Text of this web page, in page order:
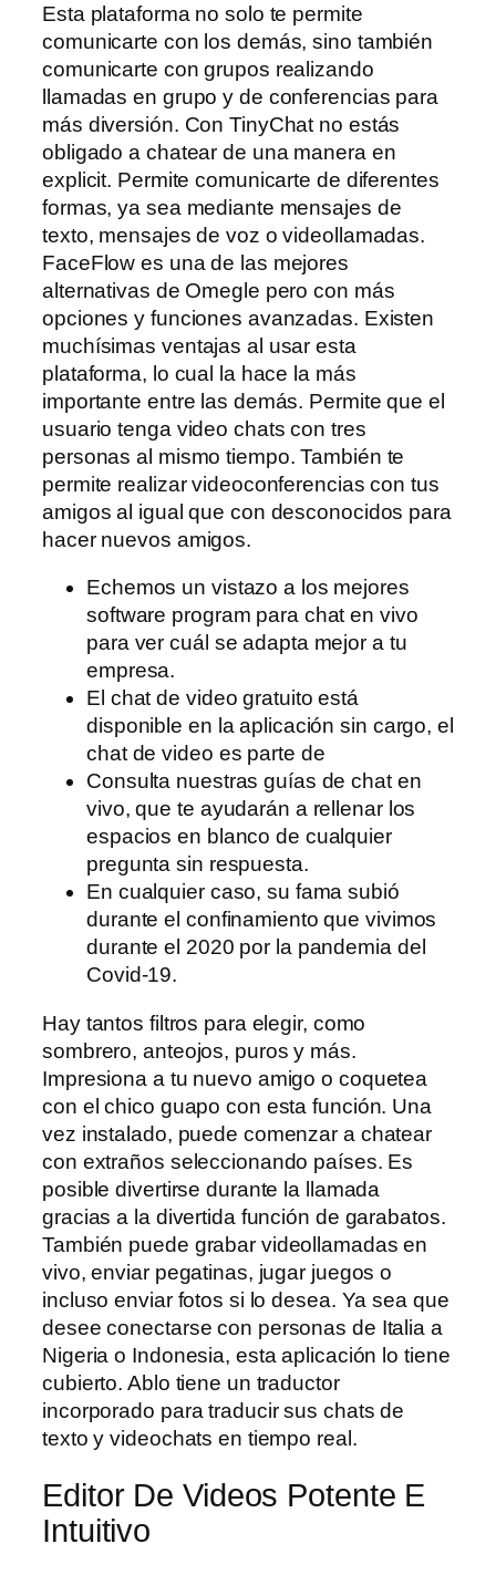
Esta plataforma no solo te permite
comunicarte con los demás, sino también
comunicarte con grupos realizando
llamadas en grupo y de conferencias para
más diversión. Con TinyChat no estás
obligado a chatear de una manera en
explicit. Permite comunicarte de diferentes
formas, ya sea mediante mensajes de
texto, mensajes de voz o videollamadas.
FaceFlow es una de las mejores
alternativas de Omegle pero con más
opciones y funciones avanzadas. Existen
muchísimas ventajas al usar esta
plataforma, lo cual la hace la más
importante entre las demás. Permite que el
usuario tenga video chats con tres
personas al mismo tiempo. También te
permite realizar videoconferencias con tus
amigos al igual que con desconocidos para
hacer nuevos amigos.
Echemos un vistazo a los mejores
software program para chat en vivo
para ver cuál se adapta mejor a tu
empresa.
El chat de video gratuito está
disponible en la aplicación sin cargo, el
chat de video es parte de
Consulta nuestras guías de chat en
vivo, que te ayudarán a rellenar los
espacios en blanco de cualquier
pregunta sin respuesta.
En cualquier caso, su fama subió
durante el confinamiento que vivimos
durante el 2020 por la pandemia del
Covid-19.
Hay tantos filtros para elegir, como
sombrero, anteojos, puros y más.
Impresiona a tu nuevo amigo o coquetea
con el chico guapo con esta función. Una
vez instalado, puede comenzar a chatear
con extraños seleccionando países. Es
posible divertirse durante la llamada
gracias a la divertida función de garabatos.
También puede grabar videollamadas en
vivo, enviar pegatinas, jugar juegos o
incluso enviar fotos si lo desea. Ya sea que
desee conectarse con personas de Italia a
Nigeria o Indonesia, esta aplicación lo tiene
cubierto. Ablo tiene un traductor
incorporado para traducir sus chats de
texto y videochats en tiempo real.
Editor De Videos Potente E
Intuitivo